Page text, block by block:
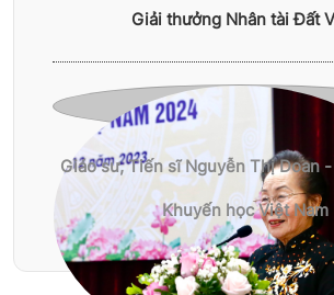
Giải thưởng Nhân tài Đất
Giáo sư, Tiến sĩ Nguyễn Thị Doan
Khuyến học Việt Nam